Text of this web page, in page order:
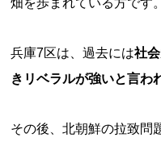
畑を歩まれている方です。
兵庫7区は、過去には社
きリベラルが強いと言わ
その後、北朝鮮の拉致問